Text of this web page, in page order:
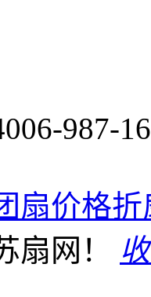
987-
扇价格折
扇网！